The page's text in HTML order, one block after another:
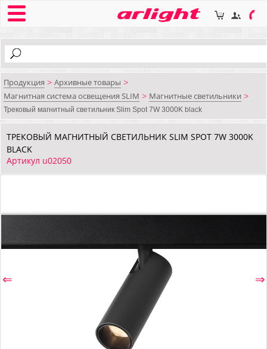
Продукция > Архивные товары >
Магнитная система освещения SLIM > Магнитные светильники >
Трековый магнитный светильник Slim Spot 7W 3000K black
ТРЕКОВЫЙ МАГНИТНЫЙ СВЕТИЛЬНИК SLIM SPOT 7W 3000K
BLACK
Артикул u02050
⇐ ⇒